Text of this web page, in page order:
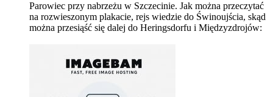
Parowiec przy nabrzeżu w Szczecinie. Jak można przeczytać
na rozwieszonym plakacie, rejs wiedzie do Świnoujścia, skąd
można przesiąść się dalej do Heringsdorfu i Międzyzdrojów: